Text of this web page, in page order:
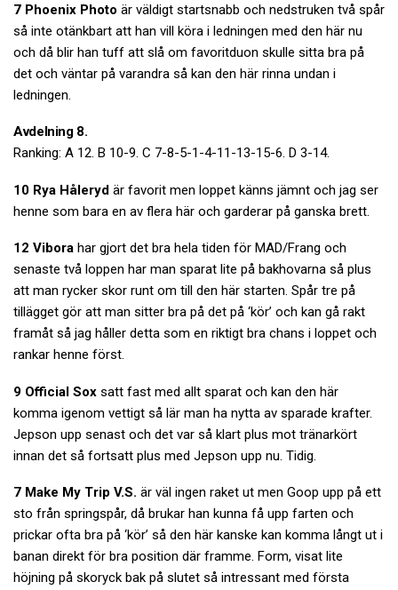
7 Phoenix Photo är väldigt startsnabb och nedstruken två spår
så inte otänkbart att han vill köra i ledningen med den här nu
och då blir han tuff att slå om favoritduon skulle sitta bra på
det och väntar på varandra så kan den här rinna undan i
ledningen.
Avdelning 8.
Ranking: A 12. B 10-9. C 7-8-5-1-4-11-13-15-6. D 3-14.
10 Rya Håleryd är favorit men loppet känns jämnt och jag ser
henne som bara en av flera här och garderar på ganska brett.
12 Vibora har gjort det bra hela tiden för MAD/Frang och
senaste två loppen har man sparat lite på bakhovarna så plus
att man rycker skor runt om till den här starten. Spår tre på
tillägget gör att man sitter bra på det på ‘kör’ och kan gå rakt
framåt så jag håller detta som en riktigt bra chans i loppet och
rankar henne först.
9 Official Sox satt fast med allt sparat och kan den här
komma igenom vettigt så lär man ha nytta av sparade krafter.
Jepson upp senast och det var så klart plus mot tränarkört
innan det så fortsatt plus med Jepson upp nu. Tidig.
7 Make My Trip V.S. är väl ingen raket ut men Goop upp på ett
sto från springspår, då brukar han kunna få upp farten och
prickar ofta bra på ‘kör’ så den här kanske kan komma långt ut i
banan direkt för bra position där framme. Form, visat lite
höjning på skoryck bak på slutet så intressant med första